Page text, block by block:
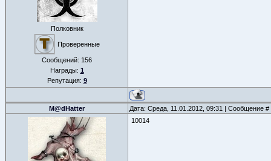
Полковник
Проверенные
Сообщений: 156
Награды: 1
Репутация: 9
M@dHatter Дата: Среда, 11.01.2012, 09:31 | Сообщение #
10014